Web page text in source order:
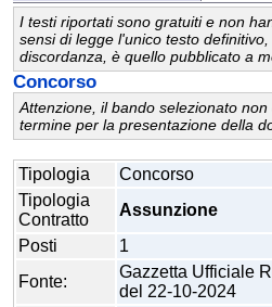
I testi riportati sono gratuiti e non
sensi di legge l'unico testo
discordanza, è quello pubblicato a
Concorso
Attenzione, il bando selezionato
termine per la presentazione della
Tipologia
Concorso
Tipologia
Contratto
Assunzione
Posti
1
Fonte:
Gazzetta Ufficiale
del 22-10-2024